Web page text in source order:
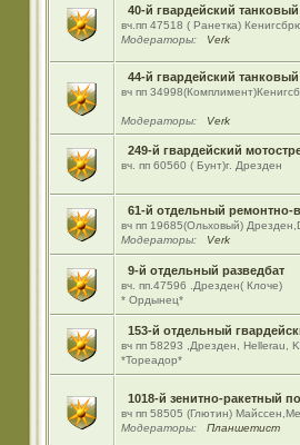
40-й гвардейский танковый
вч.пп 47518 ( Ранетка)
Модераторы:
Verk
44-й гвардейский танковый
вч пп
Модераторы: Verk
249-й гвардейский
вч. пп 60560 ( Бунт)г. Дрезден
61-й отдельный ремонтно-
вч пп 19685(Ольховый)
Модераторы:
Verk
9-й отдельный разведбат
вч. пп.47596 .Дрезден( Клоче)
* Ордынец*
153-й отдельный
вч пп 58293 ,Дрезден, Hellerau,
*Тореадор*
1018-й зенитно-ракетный
вч пп 58505 (Глютин)
Модераторы:
Планшетист